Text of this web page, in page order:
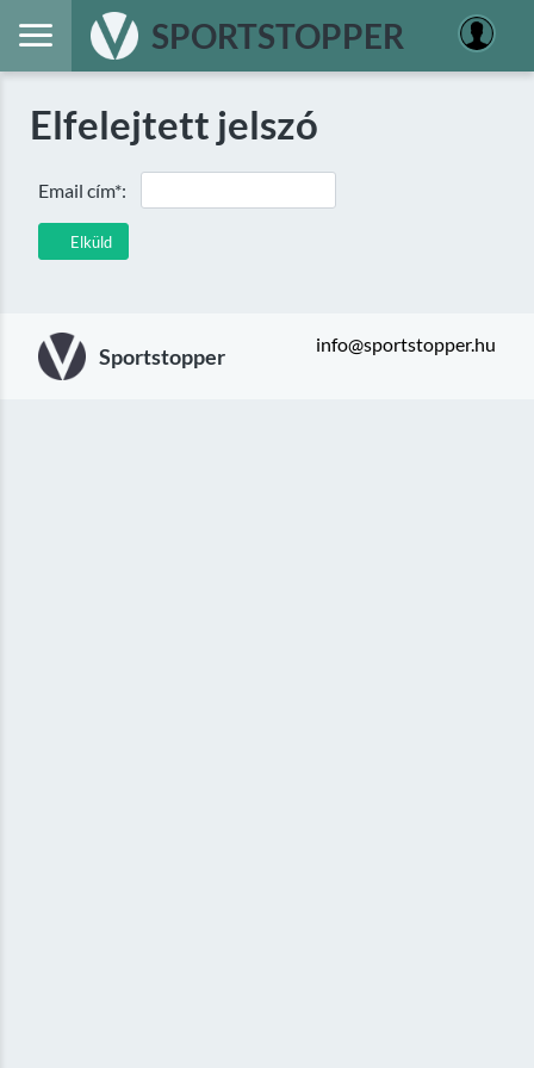
SPORTSTOPPER
Elfelejtett jelszó
Elküld
Email cím*:
Sportstopper info@sportstopper.hu